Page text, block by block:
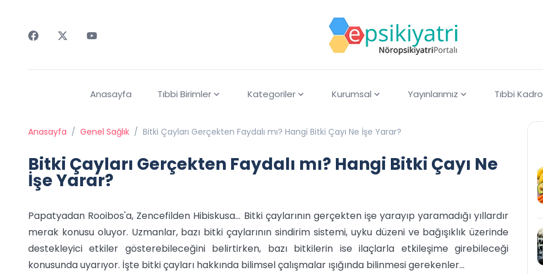
Anasayfa Tıbbi Birimler Kategoriler Kurumsal Yayınlarımız Tıbbi Kadro
Anasayfa / Genel Sağlık / Bitki Çayları Gerçekten Faydalı mı? Hangi Bitki Çayı Ne İşe Yarar?
Bitki Çayları Gerçekten Faydalı mı? Hangi Bitki Çayı Ne
İşe Yarar?
Papatyadan Rooibos'a, Zencefilden Hibiskusa… Bitki çaylarının gerçekten işe yarayıp yaramadığı yıllardır
merak konusu oluyor. Uzmanlar, bazı bitki çaylarının sindirim sistemi, uyku düzeni ve bağışıklık üzerinde
destekleyici etkiler gösterebileceğini belirtirken, bazı bitkilerin ise ilaçlarla etkileşime girebileceği
konusunda uyarıyor. İşte bitki çayları hakkında bilimsel çalışmalar ışığında bilinmesi gerekenler…